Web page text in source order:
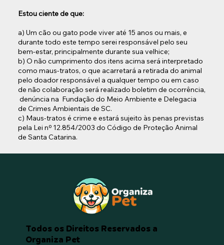
Estou ciente de que:
a) Um cão ou gato pode viver até 15 anos ou mais, e
durante todo este tempo serei responsável pelo seu
bem-estar, principalmente durante sua velhice;
b) O não cumprimento dos itens acima será interpretado
como maus-tratos, o que acarretará a retirada do animal
pelo doador responsável a qualquer tempo ou em caso
de não colaboração será realizado boletim de ocorrência,
denúncia na Fundação do Meio Ambiente e Delegacia
de Crimes Ambientais de SC.
c) Maus-tratos é crime e estará sujeito às penas previstas
pela Lei nº 12.854/2003 do Código de Proteção Animal
de Santa Catarina.
Todos os Direitos Reservados a
Organiza Pet